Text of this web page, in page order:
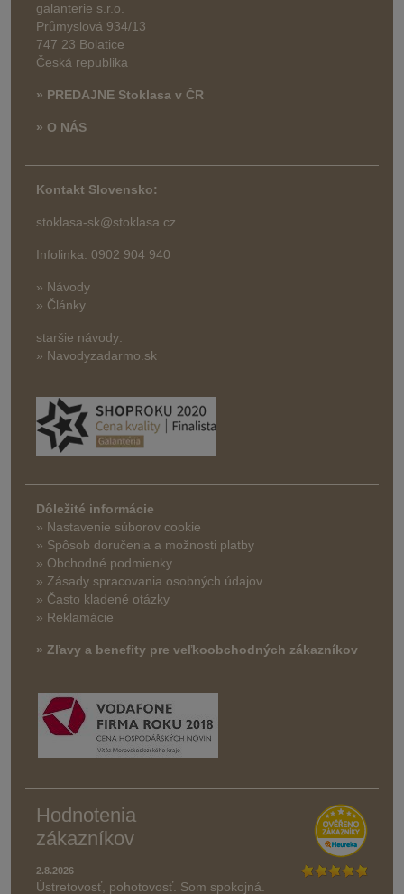
galanterie s.r.o.
Průmyslová 934/13
747 23 Bolatice
Česká republika
» PREDAJNE Stoklasa v ČR
» O NÁS
Kontakt Slovensko:
stoklasa-sk@stoklasa.cz
Infolinka: 0902 904 940
» Návody
» Články
staršie návody:
» Navodyzadarmo.sk
Dôležité informácie
» Nastavenie súborov cookie
» Spôsob doručenia a možnosti platby
» Obchodné podmienky
» Zásady spracovania osobných údajov
» Často kladené otázky
» Reklamácie
» Zľavy a benefity pre veľkoobchodných zákazníkov
Hodnotenia
zákazníkov
2.8.2026
Ústretovosť, pohotovosť. Som spokojná.